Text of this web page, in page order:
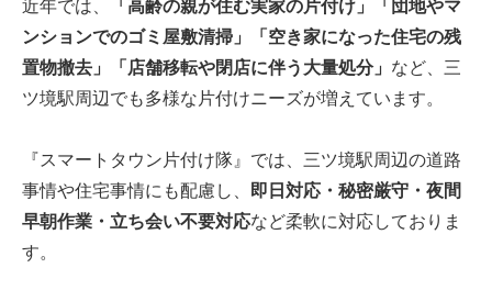
近年では、
「高齢の親が住む実家の片付け」「団地やマ
ンションでのゴミ屋敷清掃」「空き家になった住宅の残
置物撤去」「店舗移転や閉店に伴う大量処分」 など、三
ツ境駅周辺でも多様な片付けニーズが増えています。
『スマートタウン片付け隊』では、三ツ境駅周辺の道路
事情や住宅事情にも配慮し、
即日対応・秘密厳守・夜間
早朝作業・立ち会い不要対応など柔軟に対応しておりま
す。